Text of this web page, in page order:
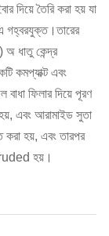
তৈরি করা হয় যা
গহ্বরযুক্ত।তারের
অ ধাতু কেন্দ্র
কমপ্যাক্ট এবং
ফিলার দিয়ে পূরণ
এবং আরামাইড সুতা
করা হয়, এবং তারপর
হয়।